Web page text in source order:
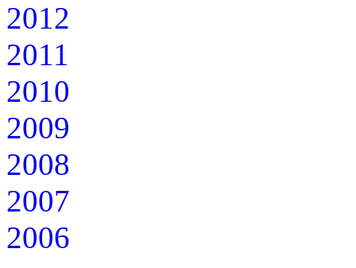
2012
2011
2010
2009
2008
2007
2006